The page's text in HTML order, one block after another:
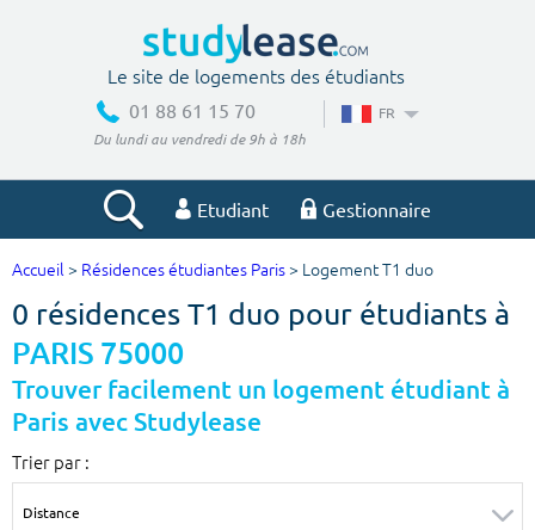
Le site de logements des étudiants
01 88 61 15 70
Du lundi au vendredi de 9h à 18h
FR
Etudiant Gestionnaire
Votre recherche
Ville, école
Accueil > Résidences étudiantes Paris > Logement T1 duo
0 résidences T1 duo pour étudiants à
PARIS 75000
Trouver facilement un logement étudiant à
Paris avec Studylease
Trier par :